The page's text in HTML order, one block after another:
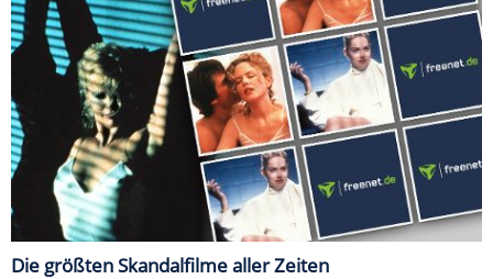
Die größten Skandalfilme aller Zeiten